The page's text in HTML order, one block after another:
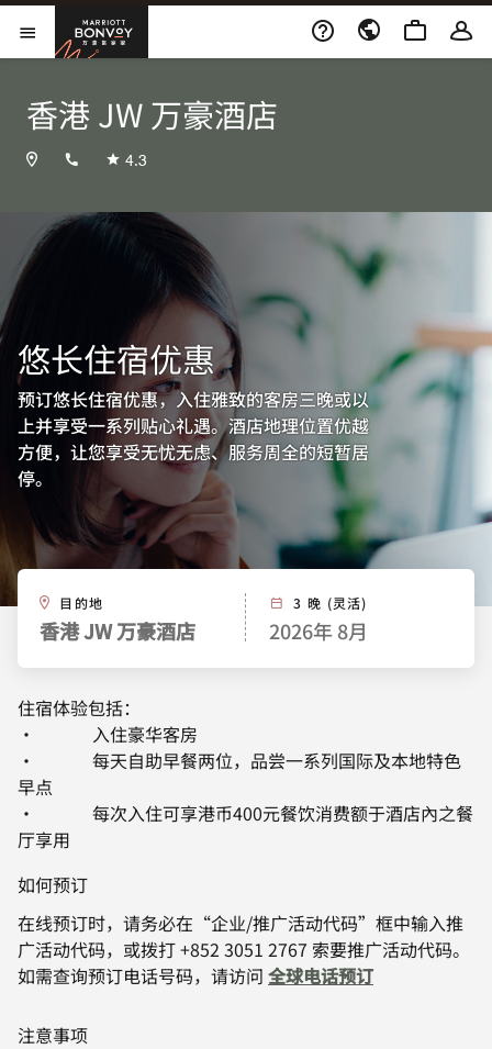
Skip to Content
打开菜单万豪旅享家
香港 JW 万豪酒店
+85228108366
4.3
悠长住宿优惠
预订悠长住宿优惠，入住雅致的客房三晚或以
上并享受一系列贴心礼遇。酒店地理位置优越
方便，让您享受无忧无虑、服务周全的短暂居
停。
目的地
香港 JW 万豪酒店
3 晚 (灵活)
2026年 8月
住宿体验包括：
•
入住豪华客房
•
每天自助早餐两位，品尝一系列国际及本地特色
早点
•
每次入住可享港币400元餐饮消费额于酒店內之餐
厅享用
如何预订
在线预订时，请务必在“企业/推广活动代码”框中输入推
广活动代码，或拨打 +852 3051 2767 索要推广活动代码。
如需查询预订电话号码，请访问 全球电话预订
注意事项